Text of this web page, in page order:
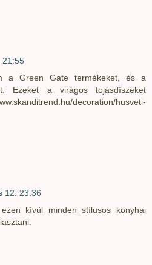
21:55
a Green Gate termékeket, és a
Ezeket a virágos tojásdíszeket
decoration/husveti-
12. 23:36
kívül minden stílusos konyhai